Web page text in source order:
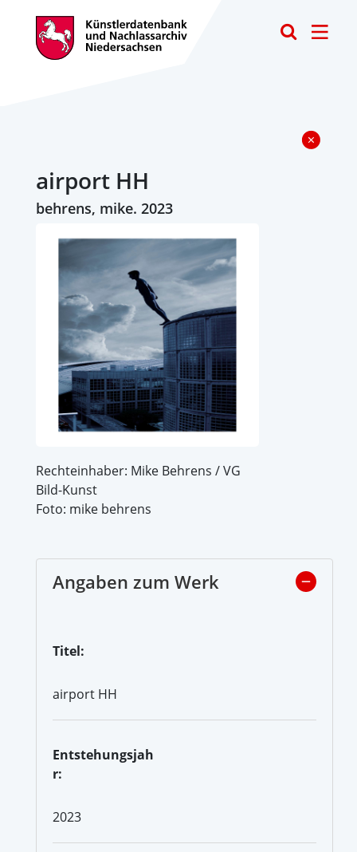
airport HH
behrens, mike. 2023
Rechteinhaber: Mike Behrens / VG
Bild-Kunst
Foto: mike behrens
Angaben zum Werk
Titel:
airport HH
Entstehungsjah
r:
2023